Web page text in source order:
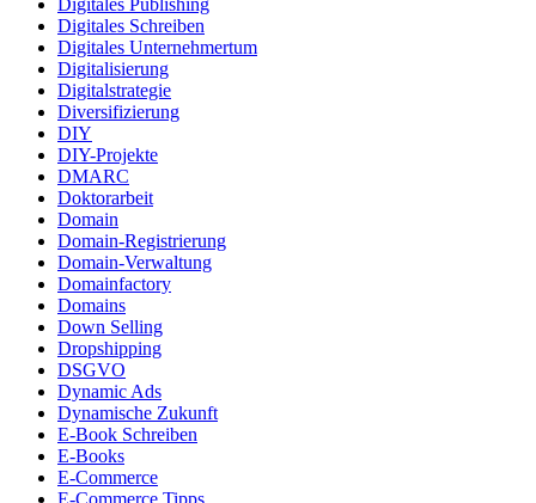
Digitales Publishing
Digitales Schreiben
Digitales Unternehmertum
Digitalisierung
Digitalstrategie
Diversifizierung
DIY
DIY-Projekte
DMARC
Doktorarbeit
Domain
Domain-Registrierung
Domain-Verwaltung
Domainfactory
Domains
Down Selling
Dropshipping
DSGVO
Dynamic Ads
Dynamische Zukunft
E-Book Schreiben
E-Books
E-Commerce